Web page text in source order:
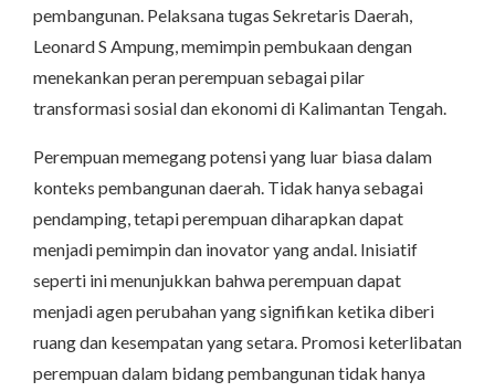
pembangunan. Pelaksana tugas Sekretaris Daerah,
Leonard S Ampung, memimpin pembukaan dengan
menekankan peran perempuan sebagai pilar
transformasi sosial dan ekonomi di Kalimantan Tengah.
Perempuan memegang potensi yang luar biasa dalam
konteks pembangunan daerah. Tidak hanya sebagai
pendamping, tetapi perempuan diharapkan dapat
menjadi pemimpin dan inovator yang andal. Inisiatif
seperti ini menunjukkan bahwa perempuan dapat
menjadi agen perubahan yang signifikan ketika diberi
ruang dan kesempatan yang setara. Promosi keterlibatan
perempuan dalam bidang pembangunan tidak hanya